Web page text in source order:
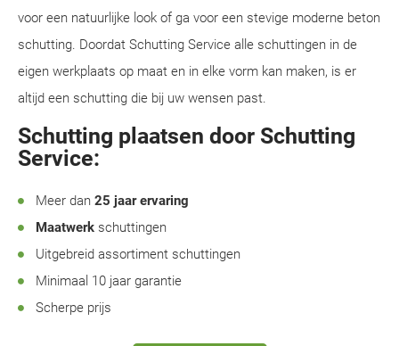
voor een natuurlijke look of ga voor een stevige moderne beton
schutting. Doordat Schutting Service alle schuttingen in de
eigen werkplaats op maat en in elke vorm kan maken, is er
altijd een schutting die bij uw wensen past.
Schutting plaatsen door Schutting
Service:
Meer dan 25 jaar ervaring
Maatwerk schuttingen
Uitgebreid assortiment schuttingen
Minimaal 10 jaar garantie
Scherpe prijs